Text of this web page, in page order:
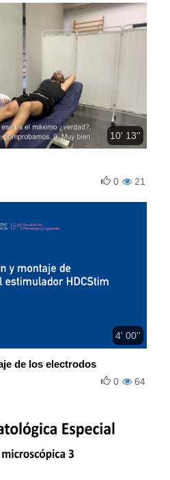
10' 13''
21
0
4' 00''
de los electrodos
64
0